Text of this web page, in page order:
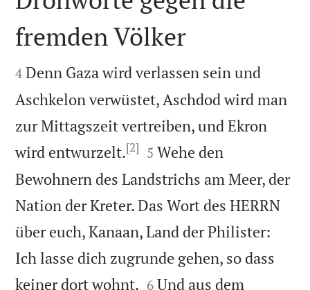

fremden Völker

4 Denn Gaza wird verlassen sein und
Aschkelon verwüstet, Aschdod wird man
zur Mittagszeit vertreiben, und Ekron
wird entwurzelt.[2] 

5 Wehe den
Bewohnern des Landstrichs am Meer, der
Nation der Kreter. Das Wort des HERRN
über euch, Kanaan, Land der Philister:
Ich lasse dich zugrunde gehen, so dass
keiner dort wohnt. 

6 Und aus dem